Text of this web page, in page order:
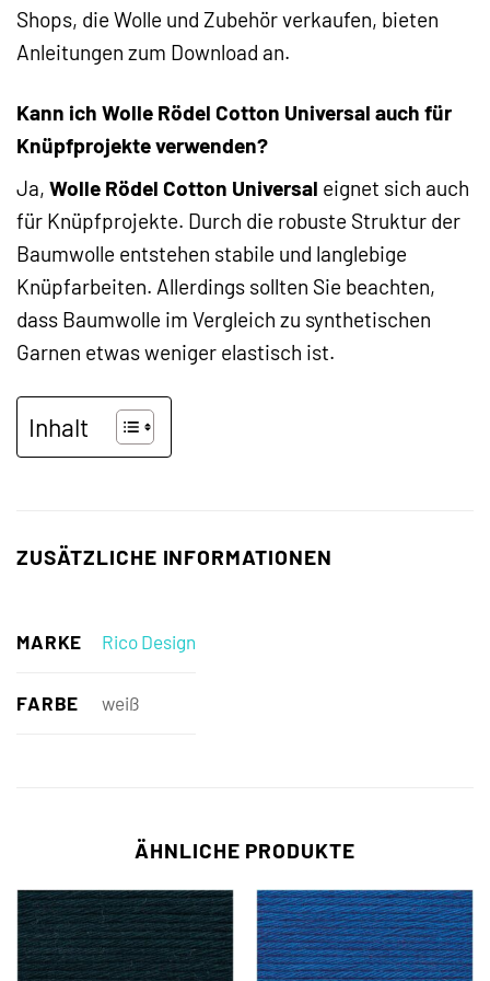
Shops, die Wolle und Zubehör verkaufen, bieten
Anleitungen zum Download an.
Kann ich Wolle Rödel Cotton Universal auch für
Knüpfprojekte verwenden?
Ja, Wolle Rödel Cotton Universal eignet sich auch
für Knüpfprojekte. Durch die robuste Struktur der
Baumwolle entstehen stabile und langlebige
Knüpfarbeiten. Allerdings sollten Sie beachten,
dass Baumwolle im Vergleich zu synthetischen
Garnen etwas weniger elastisch ist.
Inhalt
ZUSÄTZLICHE INFORMATIONEN
MARKE Rico Design
FARBE weiß
ÄHNLICHE PRODUKTE